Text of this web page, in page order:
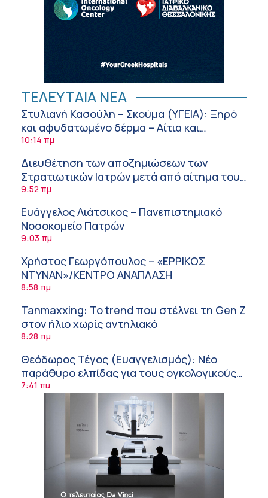
ΤΕΛΕΥΤΑΙΑ ΝΕΑ
Στυλιανή Κασούλη – Σκούμα (ΥΓΕΙΑ): Ξηρό
και αφυδατωμένο δέρμα – Αίτια και
αντιμετώπιση
10:14 πμ
Διευθέτηση των αποζημιώσεων των
Στρατιωτικών Ιατρών μετά από αίτημα του
ΙΣΑ
9:52 πμ
Ευάγγελος Λιάτσικος – Πανεπιστημιακό
Νοσοκομείο Πατρών
9:03 πμ
Χρήστος Γεωργόπουλος – «ΕΡΡΙΚΟΣ
ΝΤΥΝΑΝ»/ΚΕΝΤΡΟ ΑΝΑΠΛΑΣΗ
8:58 πμ
Tanmaxxing: To trend που στέλνει τη Gen Z
στον ήλιο χωρίς αντηλιακό
8:28 πμ
Θεόδωρος Τέγος (Ευαγγελισμός): Νέο
παράθυρο ελπίδας για τους ογκολογικούς
ασθενείς μέσω κλινικών δοκιμών
7:41 πμ
Ασφάλεια στο νερό: 8 χρήσιμες οδηγίες
από τον Ελληνικό Ερυθρό Σταυρό
Μαρίνα Ραυτοπούλου (ΙΑΤΡΙΚΟ ΚΕΝΤΡΟ):
Εκπαίδευση στον διαβήτη – Ένας πυλώνας
της σύγχρονης φροντίδας